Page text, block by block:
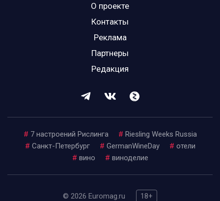
О проекте
Контакты
Реклама
Партнеры
Редакция
# 7 настроений Рислинга # Riesling Weeks Russia
# Санкт-Петербург # GermanWineDay # отели
# вино # виноделие
© 2026 Euromag.ru
18+